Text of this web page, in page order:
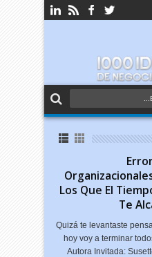
5
Los Que El
Te
Quizá te levantaste
hoy voy a terminar
Autora Invitada: